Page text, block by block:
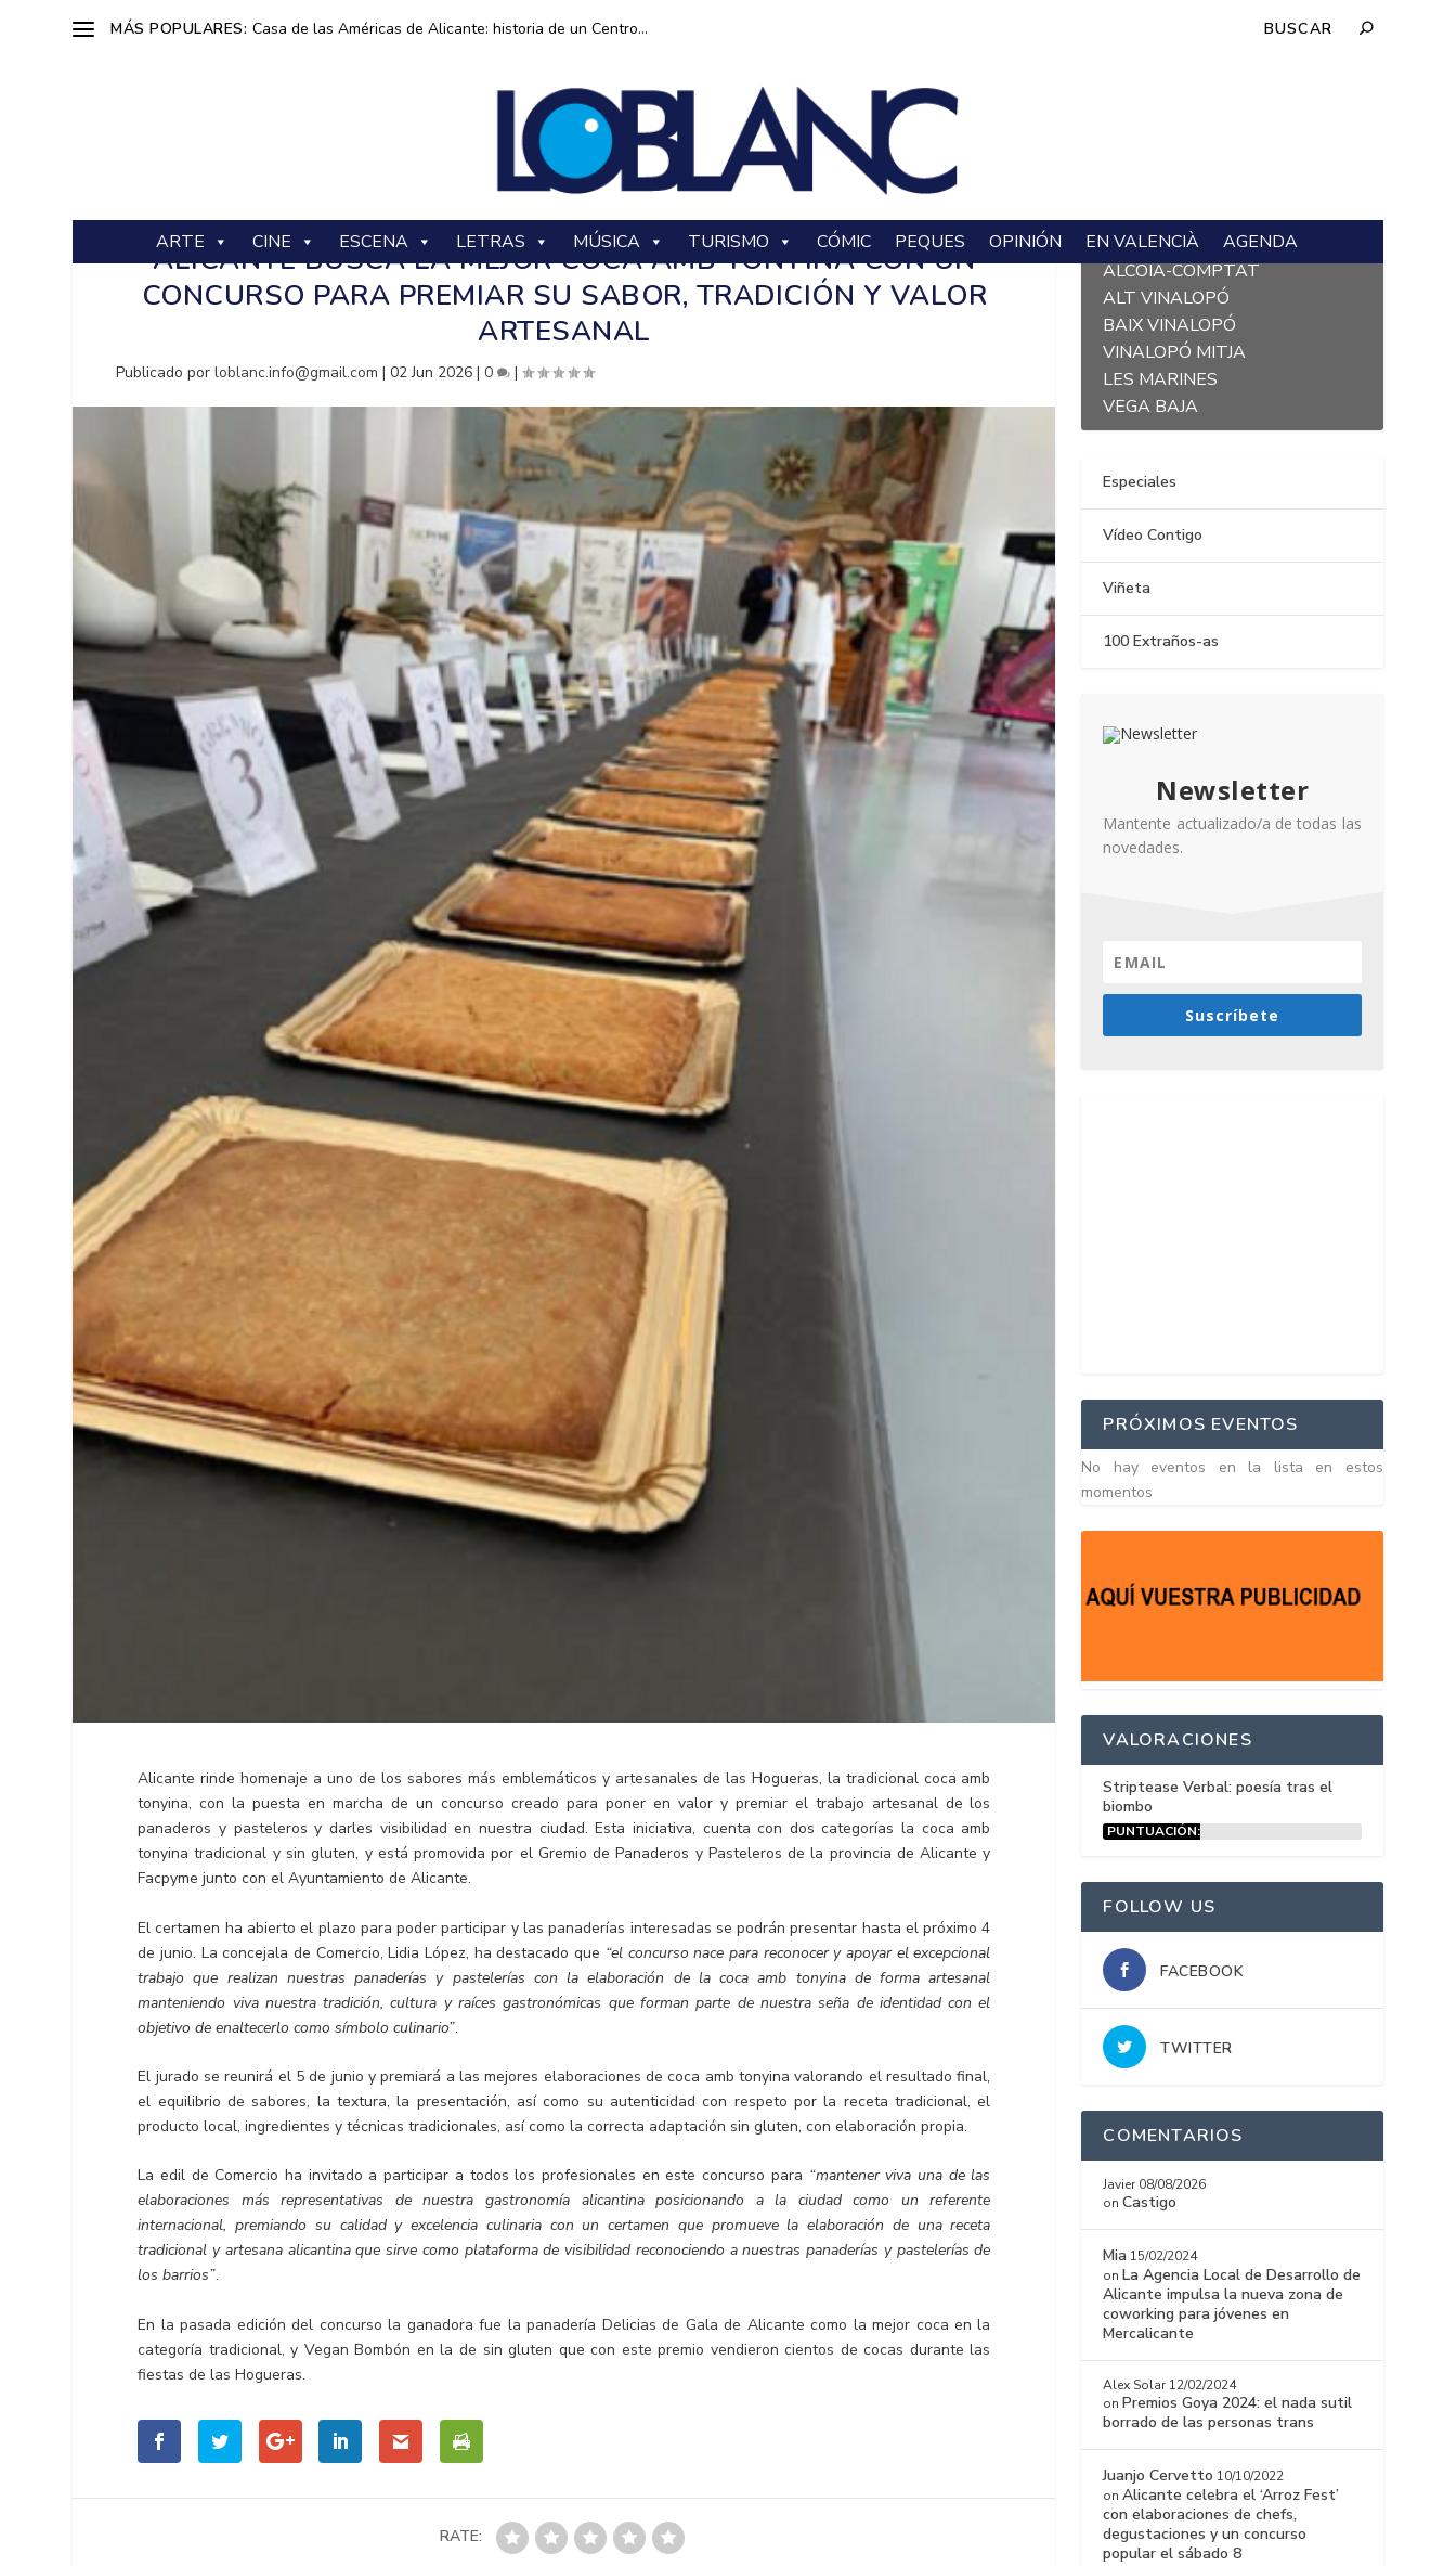
MÁS POPULARES: Casa de las Américas de Alicante: historia de un Centro...
ARTE CINE ESCENA LETRAS MÚSICA TURISMO CÓMIC PEQUES OPINIÓN EN VALENCIÀ AGENDA
ALICANTE BUSCA LA MEJOR COCA AMB TONYINA CON UN
CONCURSO PARA PREMIAR SU SABOR, TRADICIÓN Y VALOR
ARTESANAL
Publicado porloblanc.info@gmail.com |02 Jun 2026 |0 |
Alicante rinde homenaje a uno de los sabores más emblemáticos y artesanales de las Hogueras, la tradicional coca amb
tonyina, con la puesta en marcha de un concurso creado para poner en valor y premiar el trabajo artesanal de los
panaderos y pasteleros y darles visibilidad en nuestra ciudad. Esta iniciativa, cuenta con dos categorías la coca amb
tonyina tradicional y sin gluten, y está promovida por el Gremio de Panaderos y Pasteleros de la provincia de Alicante y
Facpyme junto con el Ayuntamiento de Alicante.
El certamen ha abierto el plazo para poder participar y las panaderías interesadas se podrán presentar hasta el próximo 4
de junio. La concejala de Comercio, Lidia López, ha destacado que “el concurso nace para reconocer y apoyar el excepcional
trabajo que realizan nuestras panaderías y pastelerías con la elaboración de la coca amb tonyina de forma artesanal
manteniendo viva nuestra tradición, cultura y raíces gastronómicas que forman parte de nuestra seña de identidad con el
objetivo de enaltecerlo como símbolo culinario”.
El jurado se reunirá el 5 de junio y premiará a las mejores elaboraciones de coca amb tonyina valorando el resultado final,
el equilibrio de sabores, la textura, la presentación, así como su autenticidad con respeto por la receta tradicional, el
producto local, ingredientes y técnicas tradicionales, así como la correcta adaptación sin gluten, con elaboración propia.
La edil de Comercio ha invitado a participar a todos los profesionales en este concurso para “mantener viva una de las
elaboraciones más representativas de nuestra gastronomía alicantina posicionando a la ciudad como un referente
internacional, premiando su calidad y excelencia culinaria con un certamen que promueve la elaboración de una receta
tradicional y artesana alicantina que sirve como plataforma de visibilidad reconociendo a nuestras panaderías y pastelerías de
los barrios”.
En la pasada edición del concurso la ganadora fue la panadería Delicias de Gala de Alicante como la mejor coca en la
categoría tradicional, y Vegan Bombón en la de sin gluten que con este premio vendieron cientos de cocas durante las
fiestas de las Hogueras.
RATE:
L´ALACANTÍ
ALCOIÀ-COMPTAT
ALT VINALOPÓ
BAIX VINALOPÓ
VINALOPÓ MITJA
LES MARINES
VEGA BAJA
Especiales
Vídeo Contigo
Viñeta
100 Extraños-as
Newsletter
Mantente actualizado/a de todas las
novedades.
Suscríbete
PRÓXIMOS EVENTOS
No hay eventos en la lista en estos
momentos
VALORACIONES
Striptease Verbal: poesía tras el
biombo
PUNTUACIÓN:
FOLLOW US
FACEBOOK
TWITTER
COMENTARIOS
Javier 08/08/2026
onCastigo
Mia 15/02/2024
on La Agencia Local de Desarrollo de
Alicante impulsa la nueva zona de
coworking para jóvenes en
Mercalicante
Alex Solar 12/02/2024
on Premios Goya 2024: el nada sutil
borrado de las personas trans
Juanjo Cervetto 10/10/2022
onAlicante celebra el ‘Arroz Fest’
con elaboraciones de chefs,
degustaciones y un concurso
popular el sábado 8